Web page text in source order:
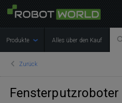
Produkte Alles über den Kauf
Zurück
Fensterputzroboter